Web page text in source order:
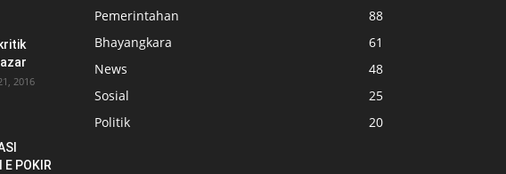
2016
E POKIR
Pemerintahan
88
Bhayangkara
61
News
48
Sosial
25
Politik
20